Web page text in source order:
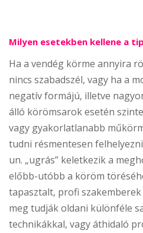
Milyen esetekben kellene a
Ha a vendég körme annyira
nincs szabadszél, vagy ha a
negatív formájú, illetve
álló körömsarok esetén
vagy gyakorlatlanabb
tudni résmentesen
un. „ugrás” keletkezik a
előbb-utóbb a köröm
tapasztalt, profi
meg tudják oldani különféle
technikákkal, vagy áthidaló